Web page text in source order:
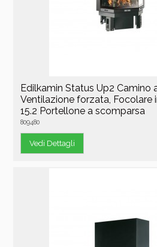
Edilkamin Status Up2 Camino
Ventilazione forzata, Focolare
15.2 Portellone a scomparsa
809480
Vedi Dettagli